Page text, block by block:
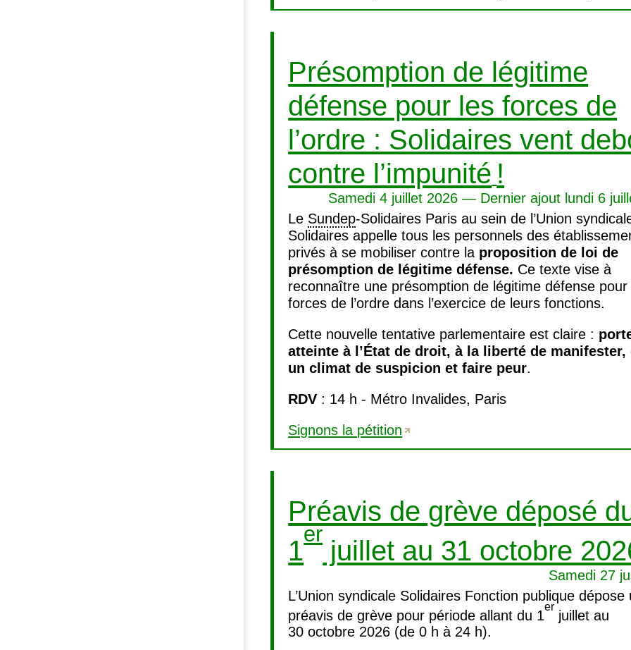
Présomption de légitime
défense pour les forces de
l’ordre : Solidaires vent
contre l’impunité !
Samedi 4 juillet 2026 — Dernier ajout lundi 6
Le Sundep-Solidaires Paris au sein de l’Union
Solidaires appelle tous les personnels des
privés à se mobiliser contre la proposition de loi de
présomption de légitime défense. Ce texte vise à
reconnaître une présomption de légitime défense pour
forces de l’ordre dans l’exercice de leurs fonctions.
Cette nouvelle tentative parlementaire est claire :
atteinte à l’État de droit, à la liberté de manifester,
un climat de suspicion et faire peur.
RDV : 14 h - Métro Invalides, Paris
Signons la pétition
Préavis de grève déposé
1
er
juillet au 31 octobre
Samedi 27
L’Union syndicale Solidaires Fonction publique dépose
préavis de grève pour période allant du 1
er
juillet au
30 octobre 2026 (de 0 h à 24 h).